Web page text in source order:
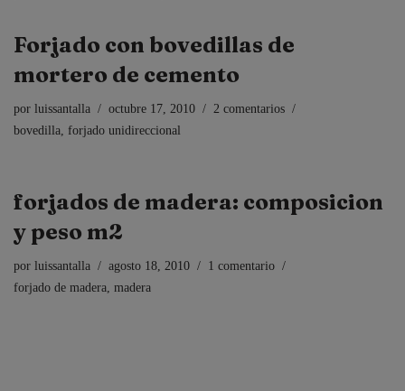
Forjado con bovedillas de
mortero de cemento
por luissantalla octubre 17, 2010
2 comentarios
bovedilla, forjado unidireccional
forjados de madera: composicion
y peso m2
por luissantalla agosto 18, 2010
1 comentario
forjado de madera, madera